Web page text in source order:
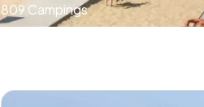
809 Campings